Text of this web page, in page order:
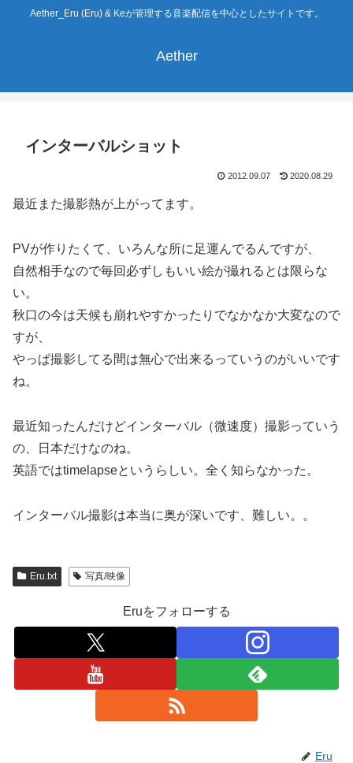
Aether_Eru (Eru) & Keが管理する音楽配信を中心としたサイトです。
Aether
インターバルショット
2012.09.07 2020.08.29
最近また撮影熱が上がってます。
PVが作りたくて、いろんな所に足運んでるんですが、
自然相手なので毎回必ずしもいい絵が撮れるとは限らな
い。
秋口の今は天候も崩れやすかったりでなかなか大変なので
すが、
やっぱ撮影してる間は無心で出来るっていうのがいいです
ね。
最近知ったんだけどインターバル（微速度）撮影っていう
の、日本だけなのね。
英語ではtimelapseというらしい。全く知らなかった。
インターバル撮影は本当に奥が深いです、難しい。。
Eru.txt 写真/映像
Eruをフォローする
Eru